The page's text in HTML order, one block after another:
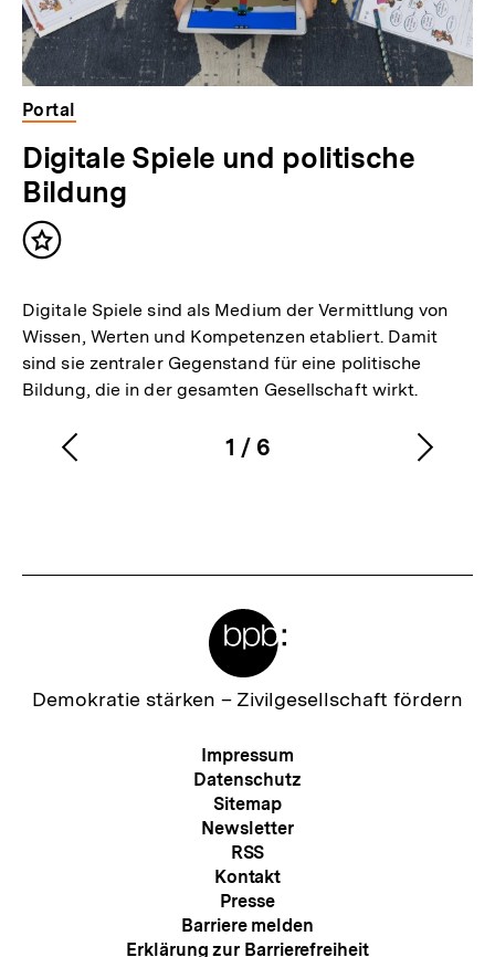
Portal
Digitale Spiele und politische
Bildung
Inhalt
Digitale Spiele sind als Medium der Vermittlung von
Wissen, Werten und Kompetenzen etabliert. Damit
sind sie zentraler Gegenstand für eine politische
Bildung, die in der gesamten Gesellschaft wirkt.
Karussellinhalt
1
von
/ 6
Vorherigen
Zur
Demokratie stärken – Zivilgesellschaft fördern
Meta-
Navigation
Impressum
Datenschutz
Sitemap
Newsletter
RSS
Kontakt
Presse
Barriere melden
Erklärung zur Barrierefreiheit